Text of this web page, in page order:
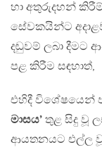
හා අතුරුදහන්
සේවකයින්ට
දඬුවම් ලබා දීමට
පළ කිරීම සඳහාත්,
එහිදී විශේෂයෙන්
මාසය’ තුළ සිදු වූ
ආයතනයට එල්ල වූ